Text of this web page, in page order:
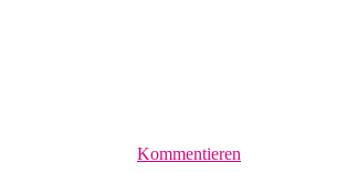
Kommentieren